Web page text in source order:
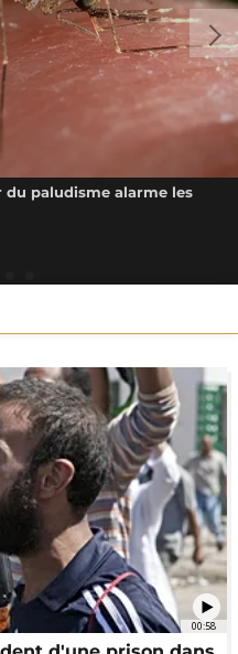
paludisme alarme les
00:58